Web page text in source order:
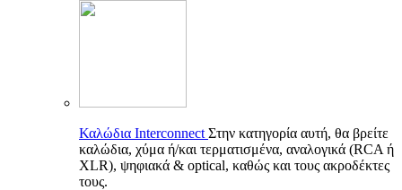
Καλώδια Interconnect Στην κατηγορία αυτή, θα βρείτε
καλώδια, χύμα ή/και τερματισμένα, αναλογικά (RCA ή
XLR), ψηφιακά & optical, καθώς και τους ακροδέκτες
τους.